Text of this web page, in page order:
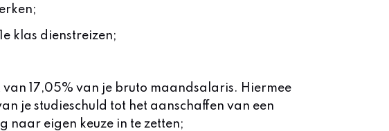
klas dienstreizen;
17,05% van je bruto maandsalaris. Hiermee
je studieschuld tot het aanschaffen van een
naar eigen keuze in te zetten;